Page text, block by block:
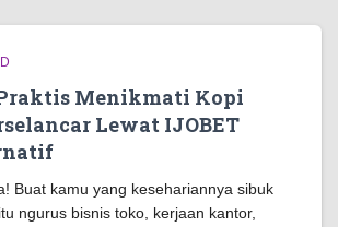
Menikmati Kopi
Lewat IJOBET
Buat kamu yang kesehariannya sibuk
ngurus bisnis toko, kerjaan kantor,